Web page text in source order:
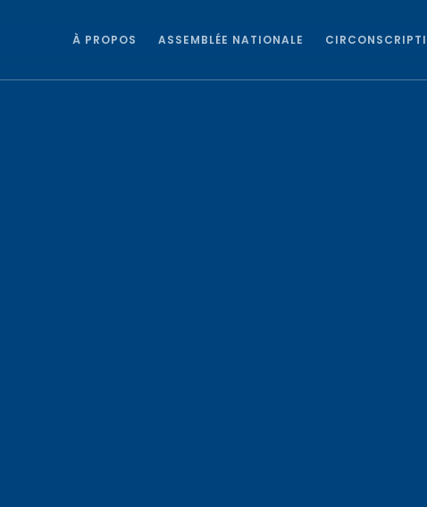
À PROPOS ASSEMBLÉE NATIONALE